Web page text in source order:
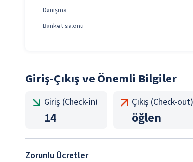
Danışma
Banket salonu
Giriş-Çıkış ve Önemli Bilgiler
Giriş (Check-in)
14
Çıkış (Check-out)
öğlen
Zorunlu Ücretler